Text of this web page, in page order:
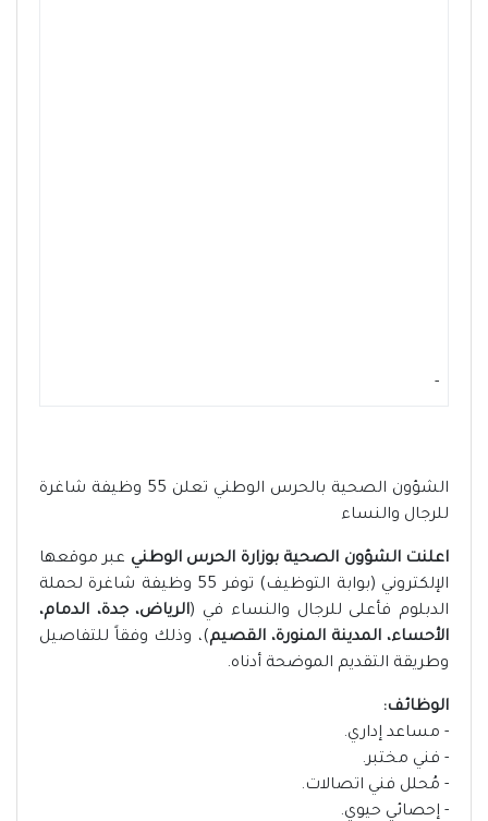
-
الشؤون الصحية بالحرس الوطني تعلن 55 وظيفة شاغرة
للرجال والنساء
اعلنت الشؤون الصحية بوزارة الحرس الوطني عبر موقعها
الإلكتروني (بوابة التوظيف) توفر 55 وظيفة شاغرة لحملة
الدبلوم فأعلى للرجال والنساء في (الرياض، جدة، الدمام،
الأحساء، المدينة المنورة، القصيم)، وذلك وفقاً للتفاصيل
وطريقة التقديم الموضحة أدناه.
الوظائف:
- مساعد إداري.
- فني مختبر.
- مُحلل فني اتصالات.
- إحصائي حيوي.